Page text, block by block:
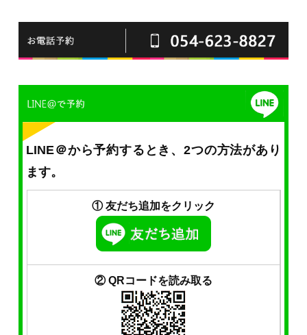
LINE＠から予約するとき、2つの方法があり
ます。
① 友だち追加をクリック
② QRコードを読み取る